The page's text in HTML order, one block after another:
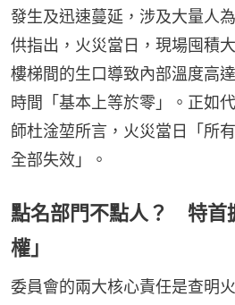
發生及迅速蔓延，涉及大量人
供指出，火災當日，現場囤積
樓梯間的生口導致內部溫度高
時間「基本上等於零」。正如
師杜淦堃所言，火災當日「所
全部失效」。
點名部門不點人？ 特首
權」
委員會的兩大核心責任是查明